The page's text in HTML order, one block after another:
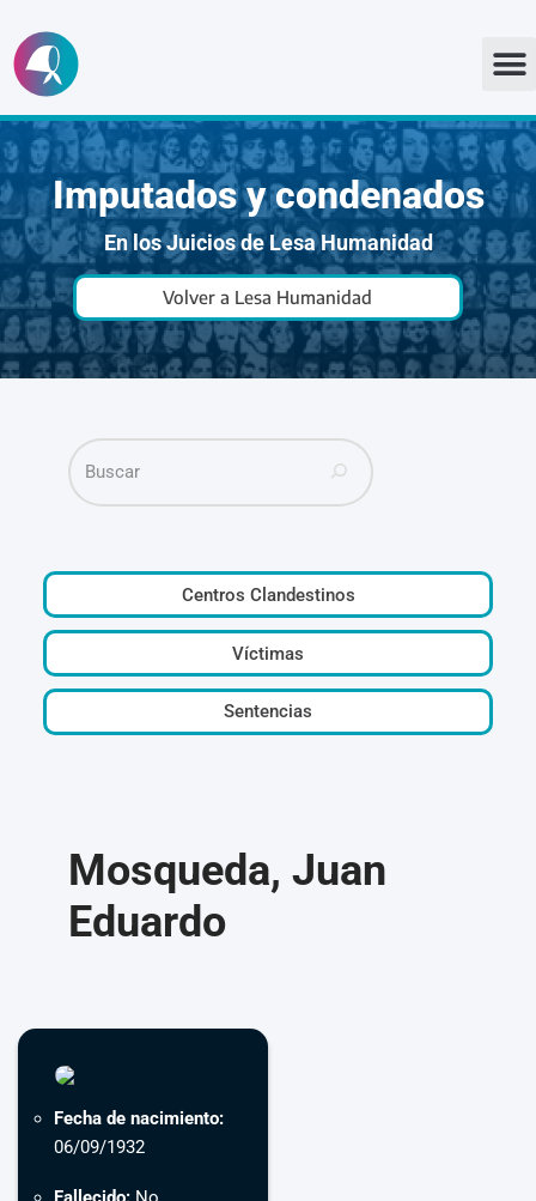
Ir
al
contenido
Imputados y condenados
En los Juicios de Lesa Humanidad
Volver a Lesa Humanidad
Centros Clandestinos
Víctimas
Sentencias
Mosqueda, Juan
Eduardo
Fecha de nacimiento:
06/09/1932